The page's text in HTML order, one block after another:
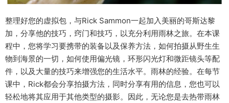
整理好您的虚拟包，与Rick Sammon一起加入美丽的哥斯达黎
加，分享他的技巧，窍门和技巧，以充分利用雨林之旅。 在本课
程中，您将学习要携带的装备以及保养方法，如何拍摄从野生生
物到海景的一切，如何使用偏光镜，环形闪光灯和微距镜头等配
件，以及大量的技巧来增强您的生活水平。雨林的经验。 在每节
课中，Rick都会分享拍摄方法，同时分享有用的信息，您也可以
轻松地将其应用于其他类型的摄影。 因此，无论您是去热带雨林